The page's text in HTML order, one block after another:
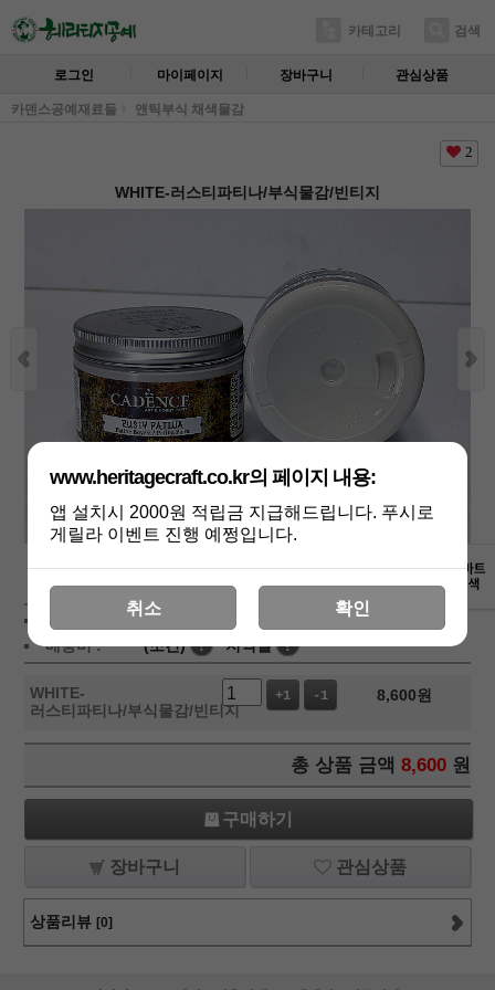
카테고리 검색
로그인 마이페이지 장바구니 관심상품
카덴스공예재료들 앤틱부식 채색물감
2
WHITE-러스티파티나/부식물감/빈티지
상세보기
8,600
배송비 :
(조건) ! 지역별 !
WHITE-
러스티파티나/부식물감/빈티지
+1 -1 8,600원
총 상품 금액 8,600 원
구매하기
장바구니 관심상품
상품리뷰 [0]
www.heritagecraft.co.kr의 페이지 내용:
앱 설치시 2000원 적립금 지급해드립니다. 푸시로
게릴라 이벤트 진행 예쩡입니다.
취소 확인